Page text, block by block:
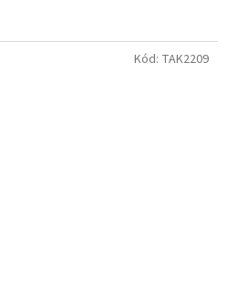
Kód: TAK2209